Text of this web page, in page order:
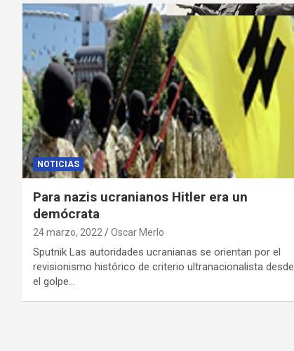
NOTICIAS
Para nazis ucranianos Hitler era un
demócrata
24 marzo, 2022 Oscar Merlo
Sputnik Las autoridades ucranianas se orientan por el
revisionismo histórico de criterio ultranacionalista desde
el golpe…